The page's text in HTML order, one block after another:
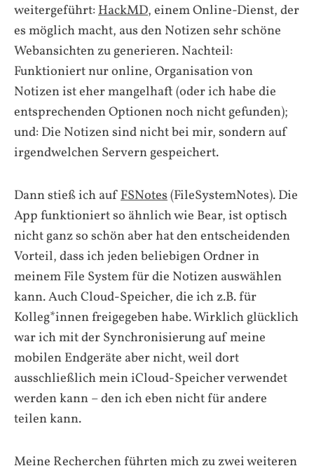
weitergeführt:HackMD, einem Online-Dienst, der
es möglich macht, aus den Notizen sehr schöne
Webansichten zu generieren. Nachteil:
Funktioniert nur online, Organisation von
Notizen ist eher mangelhaft (oder ich habe die
entsprechenden Optionen noch nicht gefunden);
und: Die Notizen sind nicht bei mir, sondern auf
irgendwelchen Servern gespeichert.
Dann stieß ich aufFSNotes(FileSystemNotes). Die
App funktioniert so ähnlich wie Bear, ist optisch
nicht ganz so schön aber hat den entscheidenden
Vorteil, dass ich jeden beliebigen Ordner in
meinem File System für die Notizen auswählen
kann. Auch Cloud-Speicher, die ich z.B. für
Kolleg*innen freigegeben habe. Wirklich glücklich
war ich mit der Synchronisierung auf meine
mobilen Endgeräte aber nicht, weil dort
ausschließlich mein iCloud-Speicher verwendet
werden kann – den ich eben nicht für andere
teilen kann.
Meine Recherchen führten mich zu zwei weiteren